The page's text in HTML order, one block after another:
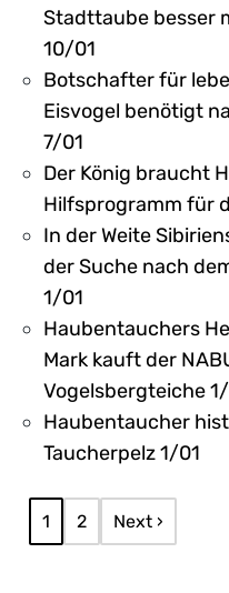
Stadttaube besser
10/01
Botschafter für
Eisvogel benötigt
7/01
Der König braucht
Hilfsprogramm für
In der Weite
der Suche nach
1/01
Haubentauchers
Mark kauft der
Vogelsbergteiche
Haubentaucher
Taucherpelz 1/01
Seitennummerierung
Aktuelle Seite
1 Page
2 Nächste Seite
Next ›